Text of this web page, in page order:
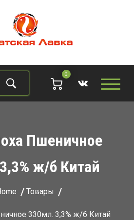
стран
0
Пшеничное
ж/б Китай
Товары
330мл. 3,3% ж/б Китай